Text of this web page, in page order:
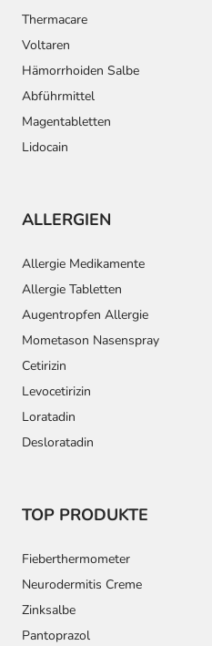
Thermacare
Voltaren
Hämorrhoiden Salbe
Abführmittel
Magentabletten
Lidocain
ALLERGIEN
Allergie Medikamente
Allergie Tabletten
Augentropfen Allergie
Mometason Nasenspray
Cetirizin
Levocetirizin
Loratadin
Desloratadin
TOP PRODUKTE
Fieberthermometer
Neurodermitis Creme
Zinksalbe
Pantoprazol